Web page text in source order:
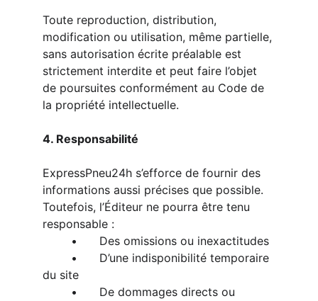
Toute reproduction, distribution,
modification ou utilisation, même partielle,
sans autorisation écrite préalable est
strictement interdite et peut faire l’objet
de poursuites conformément au Code de
la propriété intellectuelle.
4. Responsabilité
ExpressPneu24h s’efforce de fournir des
informations aussi précises que possible.
Toutefois, l’Éditeur ne pourra être tenu
responsable :
	•	Des omissions ou inexactitudes
du site